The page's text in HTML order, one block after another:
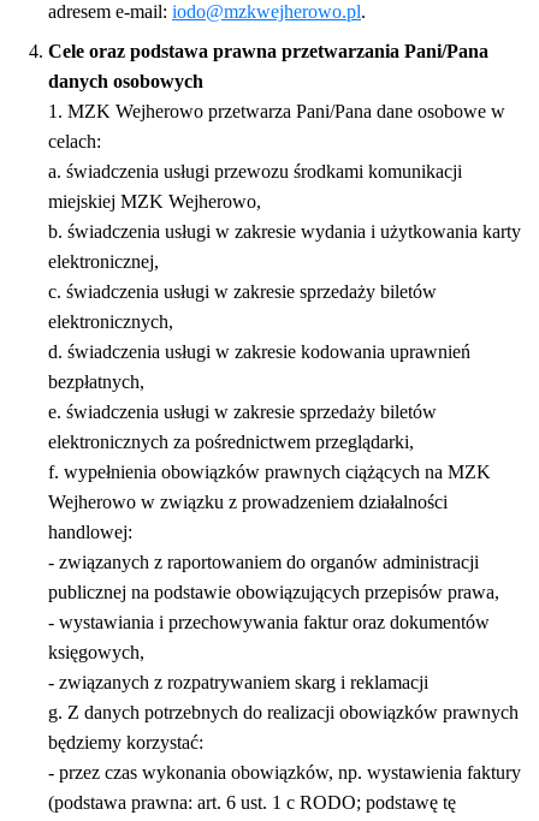
adresem e-mail: iodo@mzkwejherowo.pl.
Cele oraz podstawa prawna przetwarzania Pani/Pana
danych osobowych
1. MZK Wejherowo przetwarza Pani/Pana dane osobowe w
celach:
a. świadczenia usługi przewozu środkami komunikacji
miejskiej MZK Wejherowo,
b. świadczenia usługi w zakresie wydania i użytkowania karty
elektronicznej,
c. świadczenia usługi w zakresie sprzedaży biletów
elektronicznych,
d. świadczenia usługi w zakresie kodowania uprawnień
bezpłatnych,
e. świadczenia usługi w zakresie sprzedaży biletów
elektronicznych za pośrednictwem przeglądarki,
f. wypełnienia obowiązków prawnych ciążących na MZK
Wejherowo w związku z prowadzeniem działalności
handlowej:
- związanych z raportowaniem do organów administracji
publicznej na podstawie obowiązujących przepisów prawa,
- wystawiania i przechowywania faktur oraz dokumentów
księgowych,
- związanych z rozpatrywaniem skarg i reklamacji
g. Z danych potrzebnych do realizacji obowiązków prawnych
będziemy korzystać:
- przez czas wykonania obowiązków, np. wystawienia faktury
(podstawa prawna: art. 6 ust. 1 c RODO; podstawę tę